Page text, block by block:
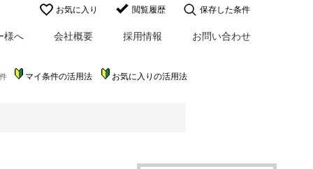
お気に入り 閲覧履歴 保存した条件
様へ 会社概要 採用情報 お問い合わせ
マイ条件の活用法 お気に入りの活用法